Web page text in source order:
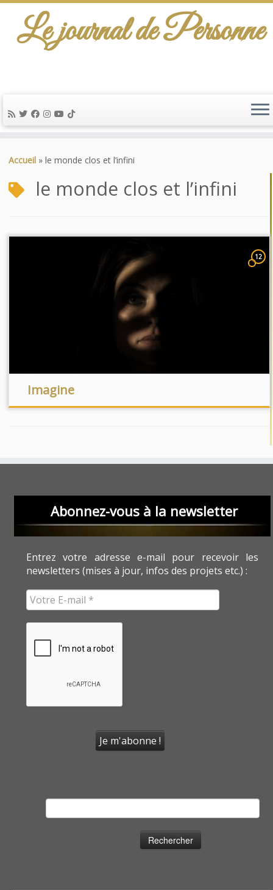
au
Le journal de Personne
Accueil » le monde clos et l’infini
le monde clos et l’infini
12
Imagine
Abonnez-vous à la newsletter
Entrez votre adresse e-mail pour recevoir les
newsletters (mises à jour, infos des projets etc.) :